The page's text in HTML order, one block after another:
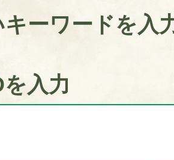
ーワードを入
入力